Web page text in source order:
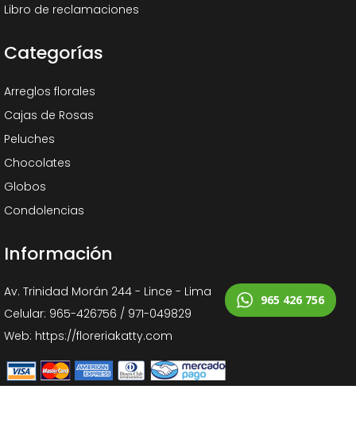
Libro de reclamaciones
Categorías
Arreglos florales
Cajas de Rosas
Peluches
Chocolates
Globos
Condolencias
Información
Av. Trinidad Morán 244 - Lince - Lima
Celular: 965-426756 / 971-049829
Web: https://floreriakatty.com
965 426 756